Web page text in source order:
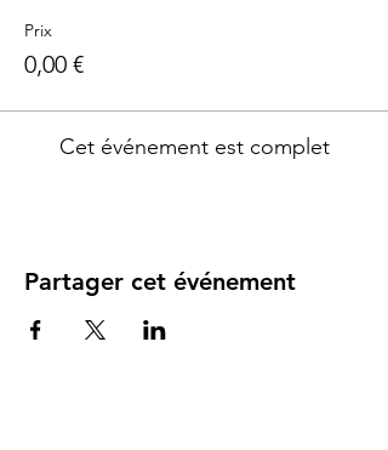
Prix
0,00 €
Cet événement est complet
Partager cet événement